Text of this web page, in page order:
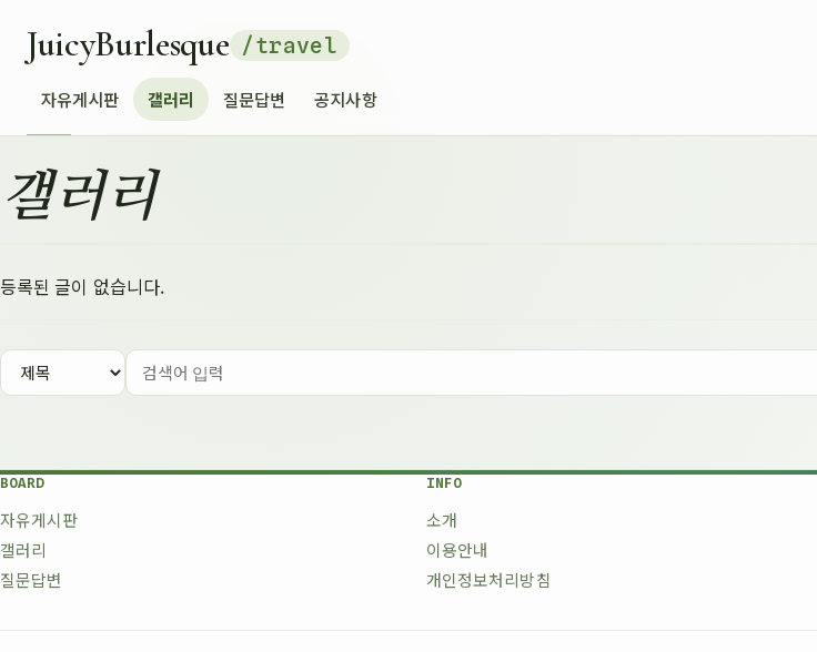
JuicyBurlesque /travel
자유게시판 갤러리 질문답변 공지사항
갤러리
등록된 글이 없습니다.
BOARD
자유게시판
갤러리
질문답변
INFO
소개
이용안내
개인정보처리방침